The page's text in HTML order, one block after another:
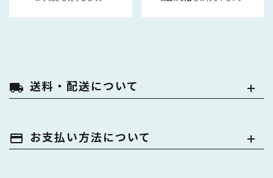
local_shipping 送料・配送について
payment お支払い方法について